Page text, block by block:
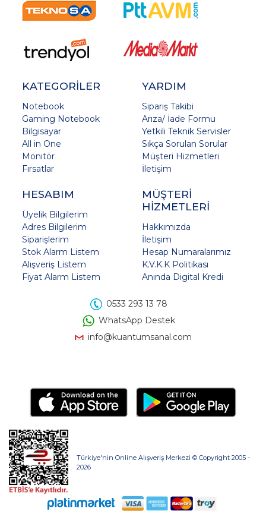
KATEGORİLER
Notebook
Gaming Notebook
Bilgisayar
All in One
Monitör
Fırsatlar
YARDIM
Sipariş Takibi
Arıza/ İade Formu
Yetkili Teknik Servisler
Sıkça Sorulan Sorular
Müşteri Hizmetleri
İletişim
HESABIM
Üyelik Bilgilerim
Adres Bilgilerim
Siparişlerim
Stok Alarm Listem
Alışveriş Listem
Fiyat Alarm Listem
MÜŞTERİ
HİZMETLERİ
Hakkımızda
İletişim
Hesap Numaralarımız
K.V.K.K Politikası
Anında Digital Kredi
0533 293 13 78
WhatsApp Destek
info@kuantumsanal.com
Türkiye'nin Online Alışveriş Merkezi © Copyright 2005 -
2026